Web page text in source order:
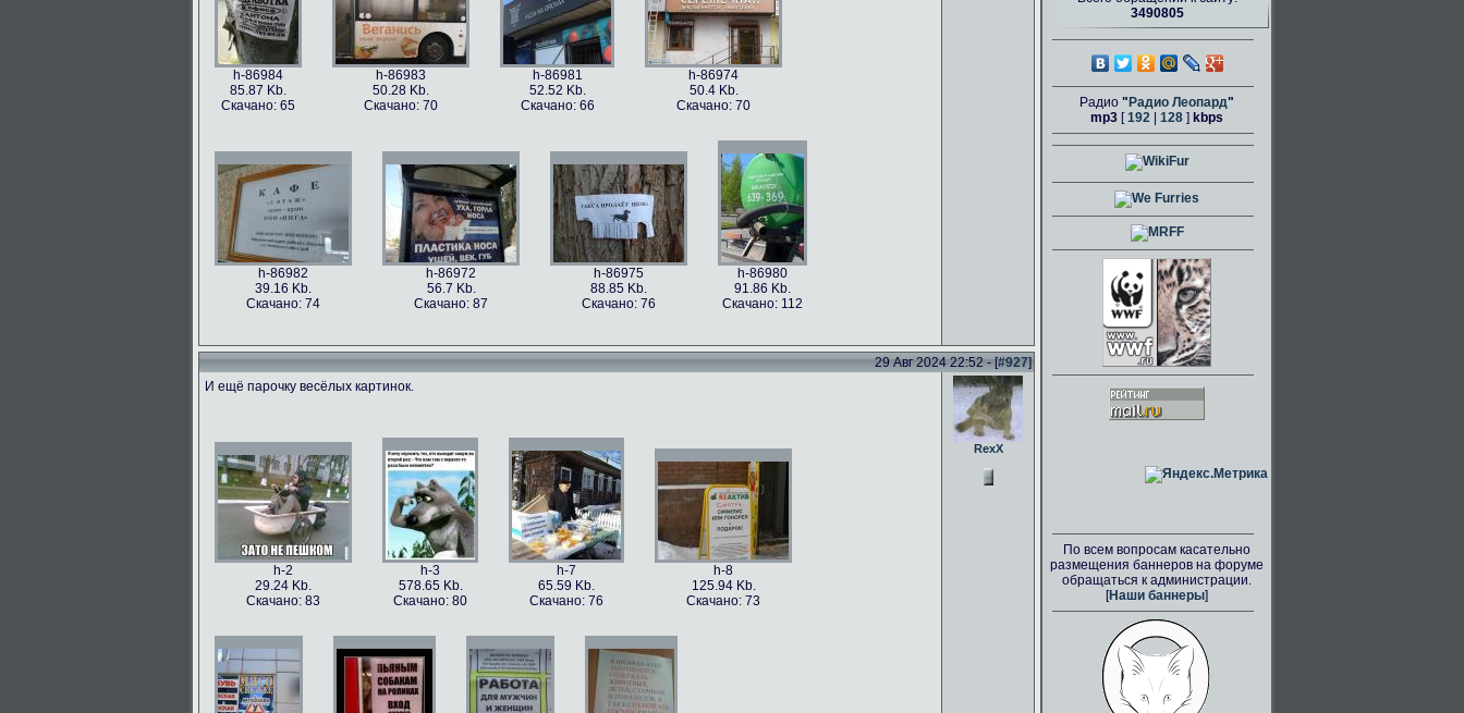
h-86984
85.87 Kb.
Скачано: 65
h-86983
50.28 Kb.
Скачано: 70
h-86981
52.52 Kb.
Скачано: 66
h-86974
50.4 Kb.
Скачано: 70
h-86982
39.16 Kb.
Скачано: 74
h-86972
56.7 Kb.
Скачано: 87
h-86975
88.85 Kb.
Скачано: 76
h-86980
91.86 Kb.
Скачано: 112
h-86973
49.56 Kb.
Скачано: 77
h-86979
106.1 Kb.
Скачано: 63
h-86978
101.5 Kb.
Скачано: 59
h-86977
79.4 Kb.
Скачано: 82
115.82 Kb.
Скачано: 70
29 Авг 2024 22:52 - [#927]
И ещё парочку весёлых картинок.
h-2
29.24 Kb.
Скачано: 83
h-3
578.65 Kb.
Скачано: 80
h-7
65.59 Kb.
Скачано: 76
h-8
125.94 Kb.
Скачано: 73
RexX
3490805
Радио " Радио Леопард"
mp3 [192 128 ] kbps
По всем вопросам касательно
размещения баннеров на форуме
обращаться к администрации.
[Наши баннеры]